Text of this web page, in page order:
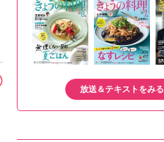
放送＆テキストをみる